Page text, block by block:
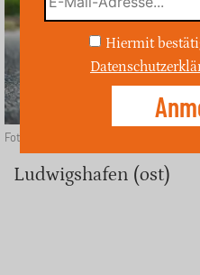
Foto: Depositphotos
Ludwigshafen (ost)
Hiermit